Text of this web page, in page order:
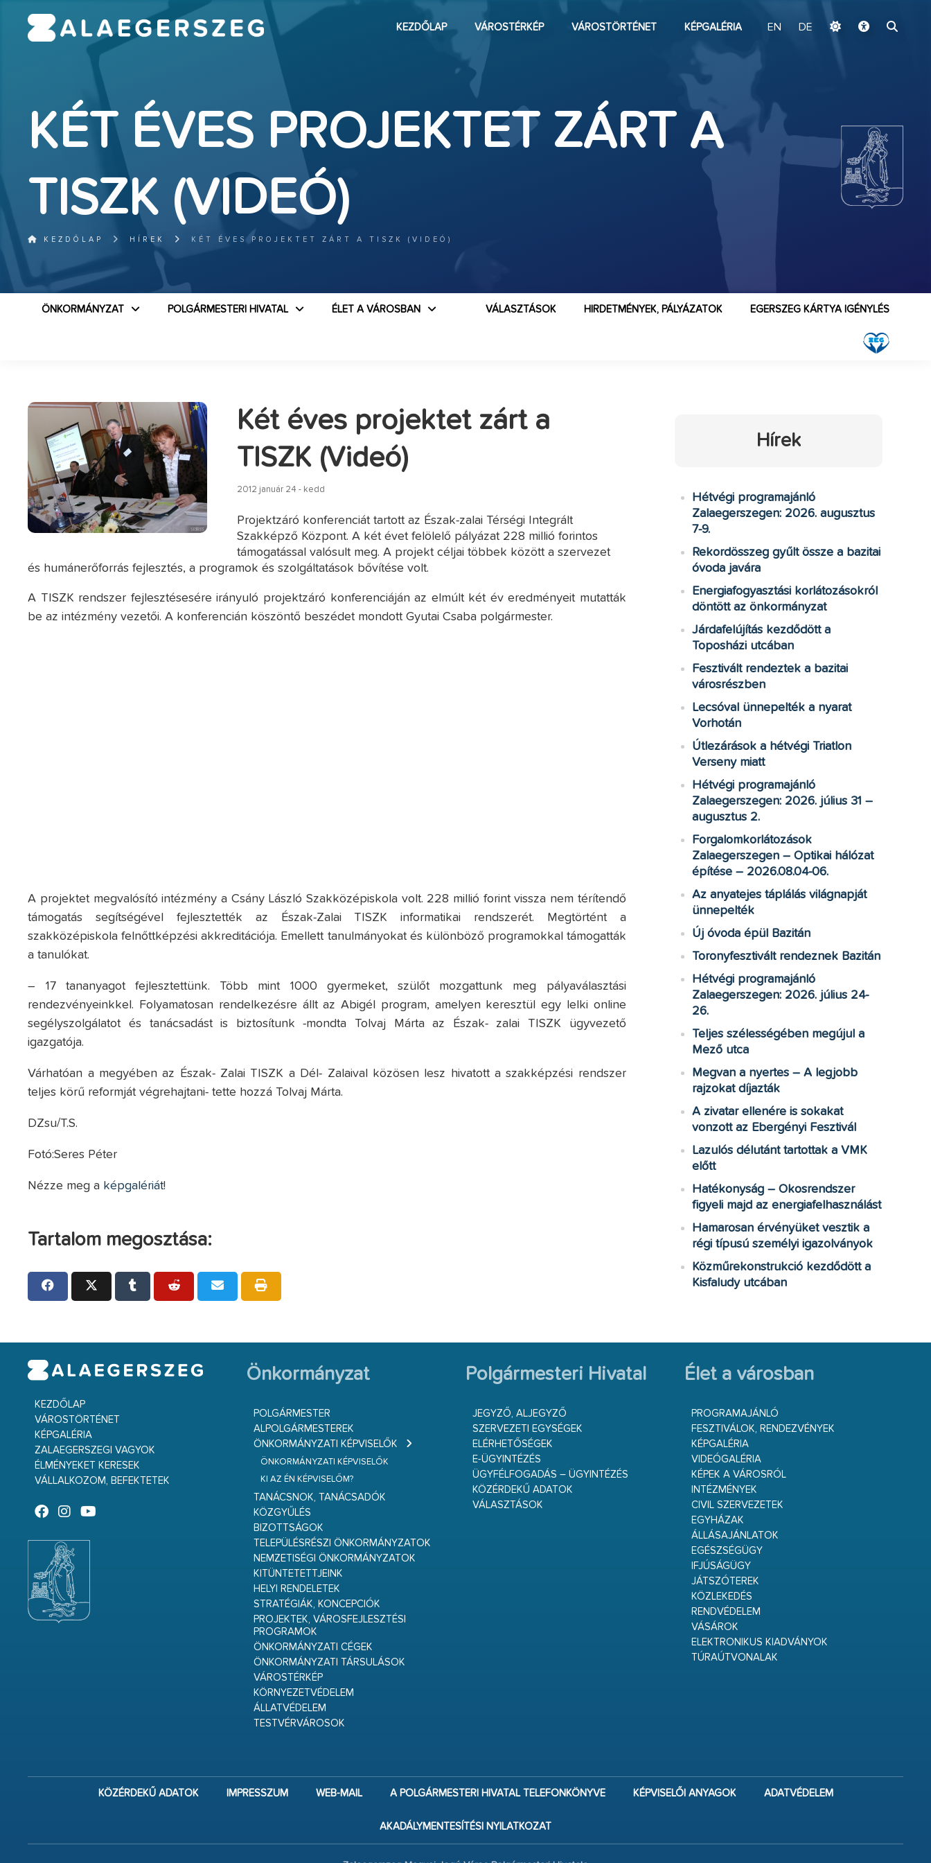
KEZDŐLAP VÁROSTÉRKÉP VÁROSTÖRTÉNET KÉPGALÉRIA EN DE
KÉT ÉVES PROJEKTET ZÁRT A
TISZK (VIDEÓ)
KEZDŐLAP HÍREK KÉT ÉVES PROJEKTET ZÁRT A TISZK (VIDEÓ)
ÖNKORMÁNYZAT POLGÁRMESTERI HIVATAL ÉLET A VÁROSBAN EGERSZEG KÁRTYA IGÉNYLÉS
HIRDETMÉNYEK, PÁLYÁZATOK
VÁLASZTÁSOK
Két éves projektet zárt a
TISZK (Videó)
2012 január 24 - kedd
Projektzáró konferenciát tartott az Észak-zalai Térségi Integrált
Szakképző Központ. A két évet felölelő pályázat 228 millió forintos
támogatással valósult meg. A projekt céljai többek között a szervezet
és humánerőforrás fejlesztés, a programok és szolgáltatások bővítése volt.
A TISZK rendszer fejlesztésesére irányuló projektzáró konferenciáján az elmúlt két év eredményeit mutatták
be az intézmény vezetői. A konferencián köszöntő beszédet mondott Gyutai Csaba polgármester.
A projektet megvalósító intézmény a Csány László Szakközépiskola volt. 228 millió forint vissza nem térítendő
támogatás segítségével fejlesztették az Észak-Zalai TISZK informatikai rendszerét. Megtörtént a
szakközépiskola felnőttképzési akkreditációja. Emellett tanulmányokat és különböző programokkal támogatták
a tanulókat.
– 17 tananyagot fejlesztettünk. Több mint 1000 gyermeket, szülőt mozgattunk meg pályaválasztási
rendezvényeinkkel. Folyamatosan rendelkezésre állt az Abigél program, amelyen keresztül egy lelki online
segélyszolgálatot és tanácsadást is biztosítunk -mondta Tolvaj Márta az Észak- zalai TISZK ügyvezető
igazgatója.
Várhatóan a megyében az Észak- Zalai TISZK a Dél- Zalaival közösen lesz hivatott a szakképzési rendszer
teljes körű reformját végrehajtani- tette hozzá Tolvaj Márta.
DZsu/T.S.
Fotó:Seres Péter
Nézze meg a képgalériát!
Tartalom megosztása:
Hírek
Hétvégi programajánló
Zalaegerszegen: 2026. augusztus
7-9.
Rekordösszeg gyűlt össze a bazitai
óvoda javára
Energiafogyasztási korlátozásokról
döntött az önkormányzat
Járdafelújítás kezdődött a
Toposházi utcában
Fesztivált rendeztek a bazitai
városrészben
Lecsóval ünnepelték a nyarat
Vorhotán
Útlezárások a hétvégi Triatlon
Verseny miatt
Hétvégi programajánló
Zalaegerszegen: 2026. július 31 –
augusztus 2.
Forgalomkorlátozások
Zalaegerszegen – Optikai hálózat
építése – 2026.08.04-06.
Az anyatejes táplálás világnapját
ünnepelték
Új óvoda épül Bazitán
Toronyfesztivált rendeznek Bazitán
Hétvégi programajánló
Zalaegerszegen: 2026. július 24-
26.
Teljes szélességében megújul a
Mező utca
Megvan a nyertes – A legjobb
rajzokat díjazták
A zivatar ellenére is sokakat
vonzott az Ebergényi Fesztivál
Lazulós délutánt tartottak a VMK
előtt
Hatékonyság – Okosrendszer
figyeli majd az energiafelhasználást
Hamarosan érvényüket vesztik a
régi típusú személyi igazolványok
Közműrekonstrukció kezdődött a
Kisfaludy utcában
KEZDŐLAP
VÁROSTÖRTÉNET
KÉPGALÉRIA
ZALAEGERSZEGI VAGYOK
ÉLMÉNYEKET KERESEK
VÁLLALKOZOM, BEFEKTETEK
Önkormányzat
POLGÁRMESTER
ALPOLGÁRMESTEREK
ÖNKORMÁNYZATI KÉPVISELŐK
ÖNKORMÁNYZATI KÉPVISELŐK
KI AZ ÉN KÉPVISELŐM?
TANÁCSNOK, TANÁCSADÓK
KÖZGYŰLÉS
BIZOTTSÁGOK
TELEPÜLÉSRÉSZI ÖNKORMÁNYZATOK
NEMZETISÉGI ÖNKORMÁNYZATOK
KITÜNTETETTJEINK
HELYI RENDELETEK
STRATÉGIÁK, KONCEPCIÓK
PROJEKTEK, VÁROSFEJLESZTÉSI
PROGRAMOK
ÖNKORMÁNYZATI CÉGEK
ÖNKORMÁNYZATI TÁRSULÁSOK
VÁROSTÉRKÉP
KÖRNYEZETVÉDELEM
ÁLLATVÉDELEM
TESTVÉRVÁROSOK
Polgármesteri Hivatal
JEGYZŐ, ALJEGYZŐ
SZERVEZETI EGYSÉGEK
ELÉRHETŐSÉGEK
E-ÜGYINTÉZÉS
ÜGYFÉLFOGADÁS – ÜGYINTÉZÉS
KÖZÉRDEKŰ ADATOK
VÁLASZTÁSOK
Élet a városban
PROGRAMAJÁNLÓ
FESZTIVÁLOK, RENDEZVÉNYEK
KÉPGALÉRIA
VIDEÓGALÉRIA
KÉPEK A VÁROSRÓL
INTÉZMÉNYEK
CIVIL SZERVEZETEK
EGYHÁZAK
ÁLLÁSAJÁNLATOK
EGÉSZSÉGÜGY
IFJÚSÁGÜGY
JÁTSZÓTEREK
KÖZLEKEDÉS
RENDVÉDELEM
VÁSÁROK
ELEKTRONIKUS KIADVÁNYOK
TÚRAÚTVONALAK
KÖZÉRDEKŰ ADATOK IMPRESSZUM WEB-MAIL A POLGÁRMESTERI HIVATAL TELEFONKÖNYVE KÉPVISELŐI ANYAGOK ADATVÉDELEM
AKADÁLYMENTESÍTÉSI NYILATKOZAT